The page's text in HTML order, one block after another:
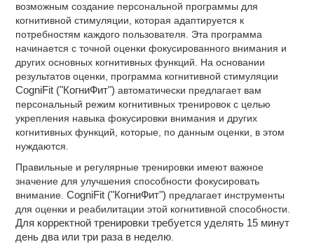
возможным создание персональной программы для
когнитивной стимуляции, которая адаптируется к
потребностям каждого пользователя. Эта программа
начинается с точной оценки фокусированного внимания и
других основных когнитивных функций. На основании
результатов оценки, программа когнитивной стимуляции
CogniFit ("КогниФит") автоматически предлагает вам
персональный режим когнитивных тренировок с целью
укрепления навыка фокусировки внимания и других
когнитивных функций, которые, по данным оценки, в этом
нуждаются.
Правильные и регулярные тренировки имеют важное
значение для улучшения способности фокусировать
внимание.CogniFit ("КогниФит") предлагает инструменты
для оценки и реабилитации этой когнитивной способности.
Для корректной тренировки требуется уделять 15 минут
день два или три раза в неделю.